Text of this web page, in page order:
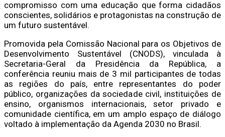
compromisso com uma educação que forma cidadãos
conscientes, solidários e protagonistas na construção de
um futuro sustentável.
Promovida pela Comissão Nacional para os Objetivos de
Desenvolvimento Sustentável (CNODS), vinculada à
Secretaria-Geral da Presidência da República, a
conferência reuniu mais de 3 mil participantes de todas
as regiões do país, entre representantes do poder
público, organizações da sociedade civil, instituições de
ensino, organismos internacionais, setor privado e
comunidade científica, em um amplo espaço de diálogo
voltado à implementação da Agenda 2030 no Brasil.